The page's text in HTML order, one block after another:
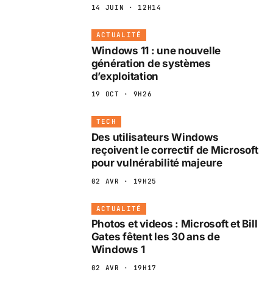
14 JUIN · 12H14
ACTUALITÉ
Windows 11 : une nouvelle
génération de systèmes
d’exploitation
19 OCT · 9H26
TECH
Des utilisateurs Windows
reçoivent le correctif de Microsoft
pour vulnérabilité majeure
02 AVR · 19H25
ACTUALITÉ
Photos et videos : Microsoft et Bill
Gates fêtent les 30 ans de
Windows 1
02 AVR · 19H17